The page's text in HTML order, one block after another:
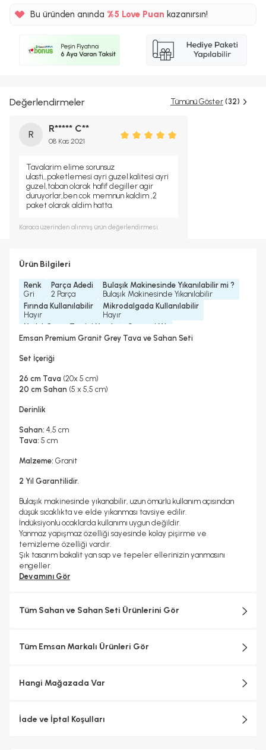
Bu üründen anında %5
%5
Love Puan kazanırsın!
Değerlendirmeler Tümünü Göster (32)
R
R***** C**
08 Kas 2021
Tavalarim elime sorunsuz
ulasti,,paketlemesi ayri guzel.kalitesi ayri
guzel,taban olarak hafif degiller agir
duruyorlar,ben cok memnun kaldim ,2
paket olarak aldim hatta.
Karaca üzerinden alınmış ürün değerlendirmesi.
Ürün Bilgileri
Renk
Gri
Parça Adedi
2 Parça
Bulaşık Makinesinde Yıkanılabilir mi ?
Bulaşık Makinesinde Yıkanılabilir
Fırında Kullanılabilir
Hayır
Mikrodalgada Kullanılabilir
Hayır
Yedek Parça Temini Yapılır
Evet
Garanti Yılı
2 Yıl
Emsan Premium Granit Grey Tava ve Sahan Seti
Set İçeriği
26 cm Tava (20x 5 cm)
20 cm Sahan (5 x 5,5 cm)
Derinlik
Sahan: 4,5 cm
Tava: 5 cm
Malzeme: Granit
2 Yıl Garantilidir.
Bulaşık makinesinde yıkanabilir, uzun ömürlü kullanım açısından
düşük sıcaklıkta ve elde yıkanması tavsiye edilir.
İndüksiyonlu ocaklarda kullanımı uygun değildir.
Yanmaz yapışmaz özelliği sayesinde kolay pişirme ve
temizleme özelliği vardır.
Şık tasarım bakalit yan sap ve tepeler ellerinizin yanmasını
engeller.
Alüminyum gövde üzerine çizilmelere karşı güçlendirilmiş iç-dış
Devamını Gör
Tüm Sahan ve Sahan Seti Ürünlerini Gör
Tüm Emsan Markalı Ürünleri Gör
Hangi Mağazada Var
İade ve İptal Koşulları